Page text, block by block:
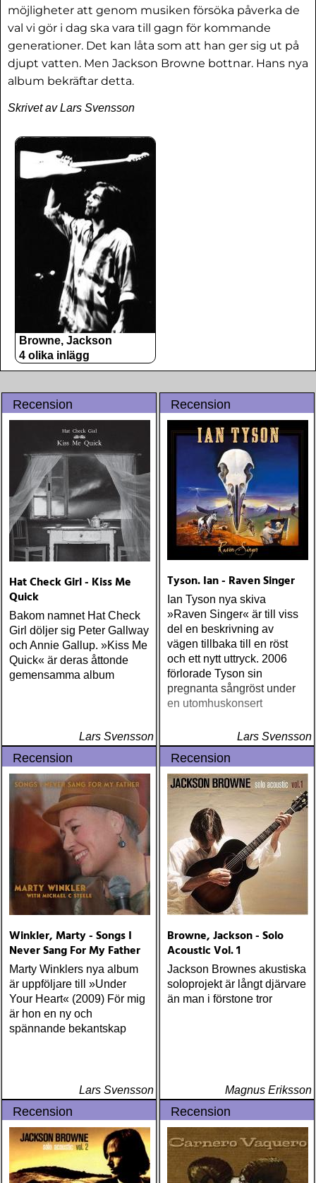
möjligheter att genom musiken försöka påverka de
val vi gör i dag ska vara till gagn för kommande
generationer. Det kan låta som att han ger sig ut på
djupt vatten. Men Jackson Browne bottnar. Hans nya
album bekräftar detta.
Skrivet av Lars Svensson
Browne, Jackson
4 olika inlägg
Recension
Hat Check Girl - Kiss Me
Quick
Bakom namnet Hat Check
Girl döljer sig Peter Gallway
och Annie Gallup. »Kiss Me
Quick« är deras åttonde
gemensamma album
Lars Svensson
Recension
Tyson. Ian - Raven Singer
Ian Tyson nya skiva
»Raven Singer« är till viss
del en beskrivning av
vägen tillbaka till en röst
och ett nytt uttryck. 2006
förlorade Tyson sin
pregnanta sångröst under
en utomhuskonsert
Lars Svensson
Recension
Winkler, Marty - Songs I
Never Sang For My Father
Marty Winklers nya album
är uppföljare till »Under
Your Heart« (2009) För mig
är hon en ny och
spännande bekantskap
Lars Svensson
Recension
Browne, Jackson - Solo
Acoustic Vol. 1
Jackson Brownes akustiska
soloprojekt är långt djärvare
än man i förstone tror
Magnus Eriksson
Recension Recension